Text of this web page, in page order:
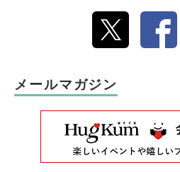
メールマガジン